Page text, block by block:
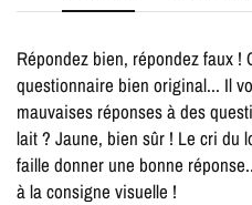
Répondez bien, répondez faux !
questionnaire bien original... Il
mauvaises réponses à des
lait ? Jaune, bien sûr ! Le cri du
faille donner une bonne
à la consigne visuelle !